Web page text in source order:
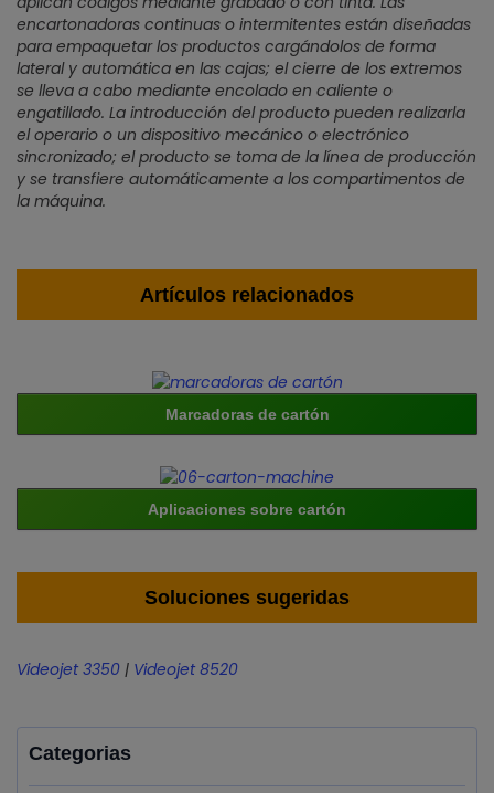
encartonadoras continuas o intermitentes están diseñadas
para empaquetar los productos cargándolos de forma
lateral y automática en las cajas; el cierre de los extremos
se lleva a cabo mediante encolado en caliente o
engatillado. La introducción del producto pueden realizarla
el operario o un dispositivo mecánico o electrónico
sincronizado; el producto se toma de la línea de producción
y se transfiere automáticamente a los compartimentos de
la máquina.
Artículos relacionados
Marcadoras de cartón
Aplicaciones sobre cartón
Soluciones sugeridas
Videojet 3350 | Videojet 8520
Categorias